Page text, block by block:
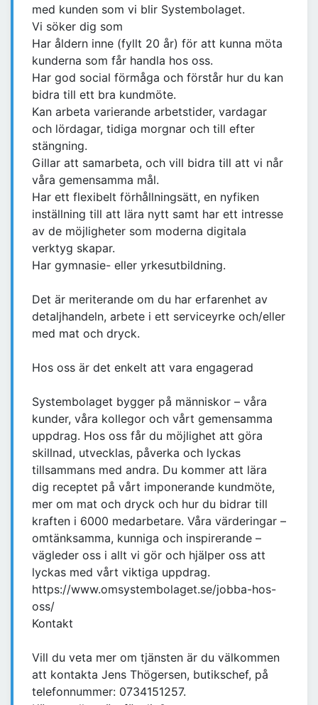
med kunden som vi blir Systembolaget.
Vi söker dig som
Har åldern inne (fyllt 20 år) för att kunna möta
kunderna som får handla hos oss.
Har god social förmåga och förstår hur du kan
bidra till ett bra kundmöte.
Kan arbeta varierande arbetstider, vardagar
och lördagar, tidiga morgnar och till efter
stängning.
Gillar att samarbeta, och vill bidra till att vi når
våra gemensamma mål.
Har ett flexibelt förhållningsätt, en nyfiken
inställning till att lära nytt samt har ett intresse
av de möjligheter som moderna digitala
verktyg skapar.
Har gymnasie- eller yrkesutbildning.
Det är meriterande om du har erfarenhet av
detaljhandeln, arbete i ett serviceyrke och/eller
med mat och dryck.
Hos oss är det enkelt att vara engagerad
Systembolaget bygger på människor – våra
kunder, våra kollegor och vårt gemensamma
uppdrag. Hos oss får du möjlighet att göra
skillnad, utvecklas, påverka och lyckas
tillsammans med andra. Du kommer att lära
dig receptet på vårt imponerande kundmöte,
mer om mat och dryck och hur du bidrar till
kraften i 6000 medarbetare. Våra värderingar –
omtänksamma, kunniga och inspirerande –
vägleder oss i allt vi gör och hjälper oss att
lyckas med vårt viktiga uppdrag.
https://www.omsystembolaget.se/jobba-hos-
oss/
Kontakt
Vill du veta mer om tjänsten är du välkommen
att kontakta Jens Thögersen, butikschef, på
telefonnummer: 0734151257.